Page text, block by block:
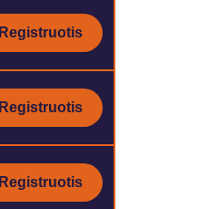
Registruotis
Registruotis
Registruotis